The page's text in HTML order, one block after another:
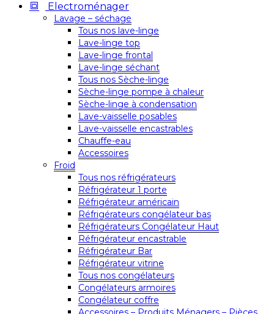
Electroménager
Lavage – séchage
Tous nos lave-linge
Lave-linge top
Lave-linge frontal
Lave-linge séchant
Tous nos Sèche-linge
Sèche-linge pompe à chaleur
Sèche-linge à condensation
Lave-vaisselle posables
Lave-vaisselle encastrables
Chauffe-eau
Accessoires
Froid
Tous nos réfrigérateurs
Réfrigérateur 1 porte
Réfrigérateur américain
Réfrigérateurs congélateur bas
Réfrigérateurs Congélateur Haut
Réfrigérateur encastrable
Réfrigérateur Bar
Réfrigérateur vitrine
Tous nos congélateurs
Congélateurs armoires
Congélateur coffre